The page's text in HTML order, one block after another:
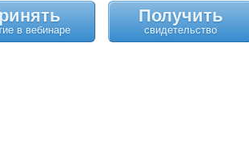
Получить